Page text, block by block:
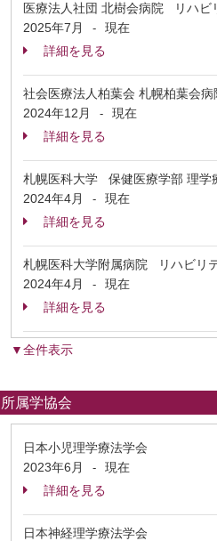
医療法人社団 北樹会病院 リハ
2025年7月
-
現在
詳細を見る
社会医療法人柏葉会 札幌柏葉会
2024年12月
-
現在
詳細を見る
札幌医科大学 保健医療学部 理
2024年4月
-
現在
詳細を見る
札幌医科大学附属病院 リハビリ
2024年4月
-
現在
詳細を見る
▼全件表示
所属学協会
日本小児理学療法学会
2023年6月
-
現在
詳細を見る
日本神経理学療法学会